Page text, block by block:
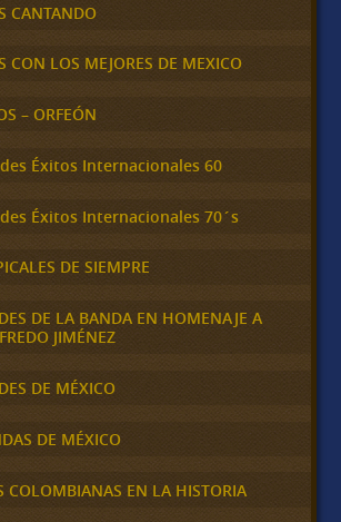
CANTANDO
CON LOS MEJORES DE MEXICO
– ORFEÓN
Éxitos Internacionales 60
Éxitos Internacionales 70´s
DE SIEMPRE
DE LA BANDA EN HOMENAJE A
JIMÉNEZ
DE MÉXICO
DE MÉXICO
COLOMBIANAS EN LA HISTORIA